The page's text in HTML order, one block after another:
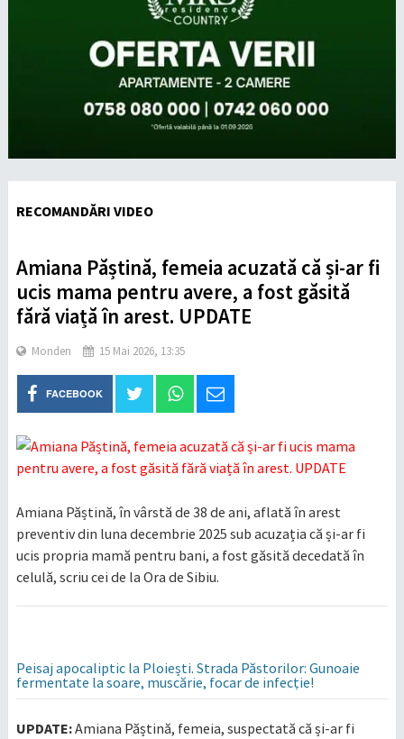
RECOMANDĂRI VIDEO
Amiana Păștină, femeia acuzată că și-ar fi
ucis mama pentru avere, a fost găsită
fără viață în arest. UPDATE
Monden 15 Mai 2026, 13:35
FACEBOOK
Amiana Păștină, în vârstă de 38 de ani, aflată în arest
preventiv din luna decembrie 2025 sub acuzația că și-ar fi
ucis propria mamă pentru bani, a fost găsită decedată în
celulă, scriu cei de la Ora de Sibiu.
Peisaj apocaliptic la Ploiești. Strada Păstorilor: Gunoaie
fermentate la soare, muscărie, focar de infecție!
UPDATE:Amiana Păștină, femeia, suspectată că și-ar fi